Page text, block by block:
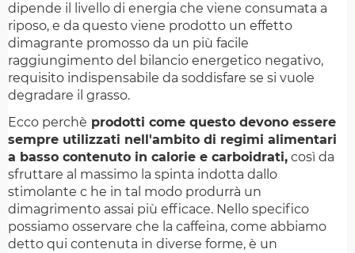
dipende il livello di energia che viene consumata a
riposo, e da questo viene prodotto un effetto
dimagrante promosso da un più facile
raggiungimento del bilancio energetico negativo,
requisito indispensabile da soddisfare se si vuole
degradare il grasso.
Ecco perchè prodotti come questo devono essere
sempre utilizzati nell'ambito di regimi alimentari
a basso contenuto in calorie e carboidrati, così da
sfruttare al massimo la spinta indotta dallo
stimolante c he in tal modo produrrà un
dimagrimento assai più efficace. Nello specifico
possiamo osservare che la caffeina, come abbiamo
detto qui contenuta in diverse forme, è un